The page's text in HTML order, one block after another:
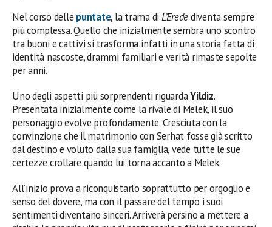
Nel corso delle puntate, la trama di L’Eredediventa sempre
più complessa. Quello che inizialmente sembra uno scontro
tra buoni e cattivi si trasforma infatti in una storia fatta di
identità nascoste, drammi familiari e verità rimaste sepolte
per anni.
Uno degli aspetti più sorprendenti riguardaYildiz.
Presentata inizialmente come la rivale di Melek, il suo
personaggio evolve profondamente. Cresciuta con la
convinzione che il matrimonio con Serhat fosse già scritto
dal destino e voluto dalla sua famiglia, vede tutte le sue
certezze crollare quando lui torna accanto a Melek.
All’inizio prova a riconquistarlo soprattutto per orgoglio e
senso del dovere, ma con il passare del tempo i suoi
sentimenti diventano sinceri. Arriverà persino a mettere a